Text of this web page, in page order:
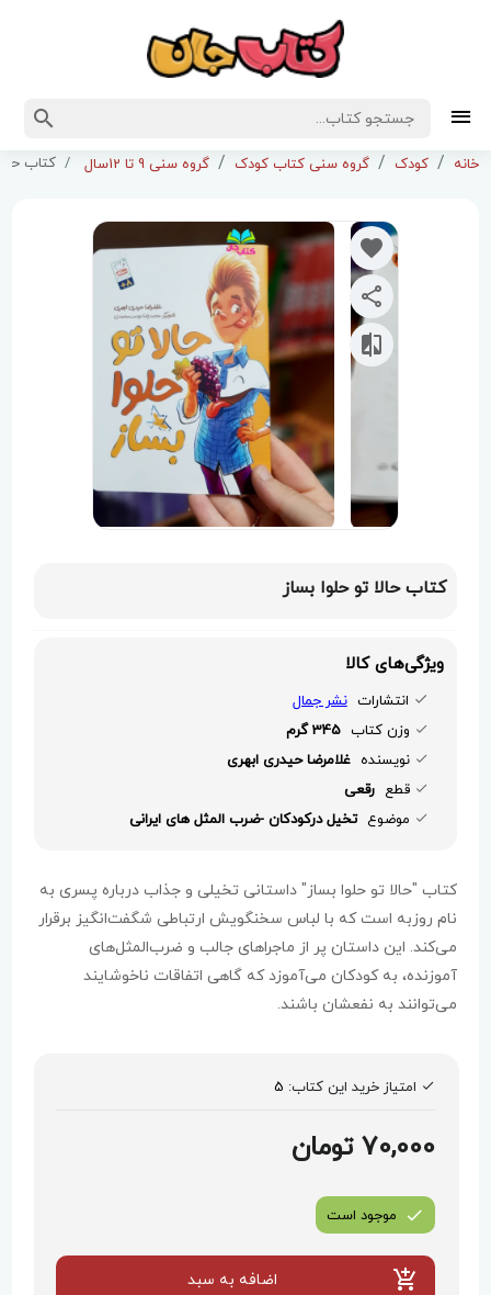
خانه کودک گروه سنی کتاب کودک گروه سنی 9 تا 12سال کتاب
کتاب حالا تو حلوا بساز
ویژگی‌های کالا
انتشارات نشر جمال
وزن کتاب 345 گرم
نویسنده غلامرضا حیدری ابهری
قطع رقعی
موضوع تخیل درکودکان -ضرب المثل های ایرانی
کتاب "حالا تو حلوا بساز" داستانی تخیلی و جذاب درباره پسری به
نام روزبه است که با لباس سخنگویش ارتباطی شگفت‌انگیز برقرار
می‌کند. این داستان پر از ماجراهای جالب و ضرب‌المثل‌های
آموزنده، به کودکان می‌آموزد که گاهی اتفاقات ناخوشایند
می‌توانند به نفعشان باشند.
امتیاز خرید این کتاب: 5
70,000 تومان
موجود است
اضافه به سبد